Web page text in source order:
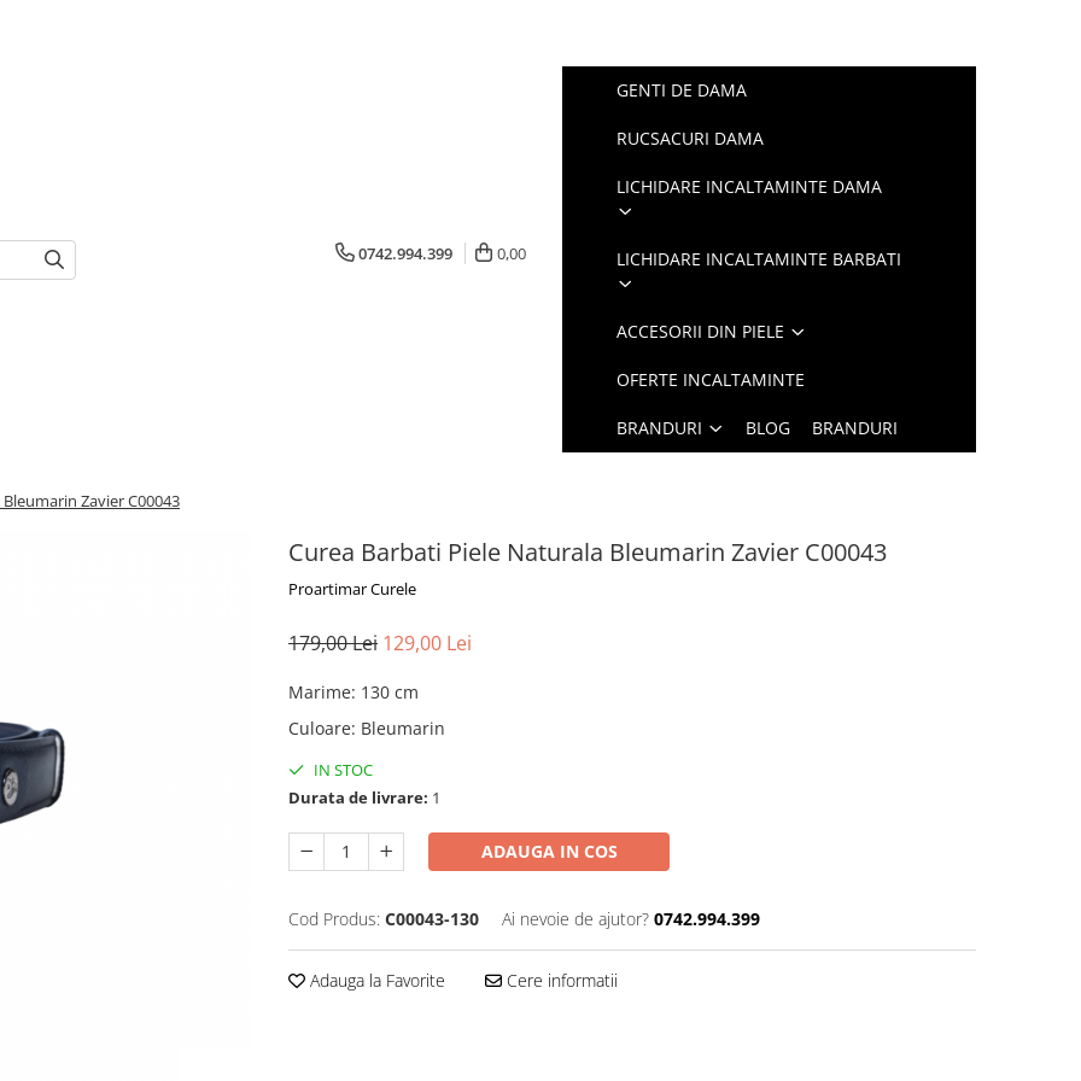
0742.994.399 0,00
GENTI DE DAMA
RUCSACURI DAMA
LICHIDARE INCALTAMINTE DAMA
LICHIDARE INCALTAMINTE BARBATI
ACCESORII DIN PIELE
OFERTE INCALTAMINTE
BRANDURI BLOG BRANDURI
Zavier C00043
Curea Barbati Piele Naturala Bleumarin Zavier C00043
Proartimar Curele
179,00 Lei 129,00 Lei
Marime: 130 cm
Culoare: Bleumarin
IN STOC
Durata de livrare: 1
ADAUGA IN COS
Cod Produs: C00043-130 Ai nevoie de ajutor? 0742.994.399
Adauga la Favorite Cere informatii